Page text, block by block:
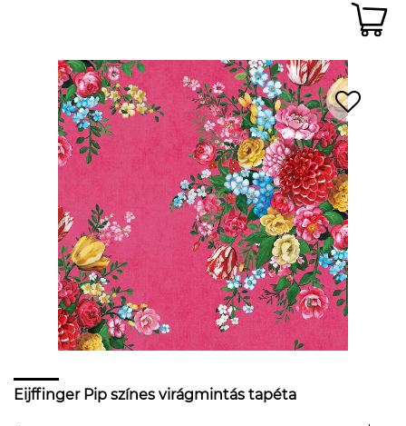
Eijffinger Pip színes virágmintás tapéta